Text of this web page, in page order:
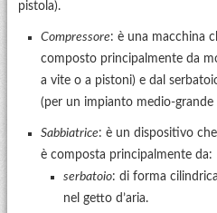
pistola).
Compressore: è una macchina
composto principalmente da
a vite o a pistoni) e dal
(per un impianto medio-
Sabbiatrice: è un dispositivo
è composta principalmente da:
serbatoio: di forma
nel getto d’aria.